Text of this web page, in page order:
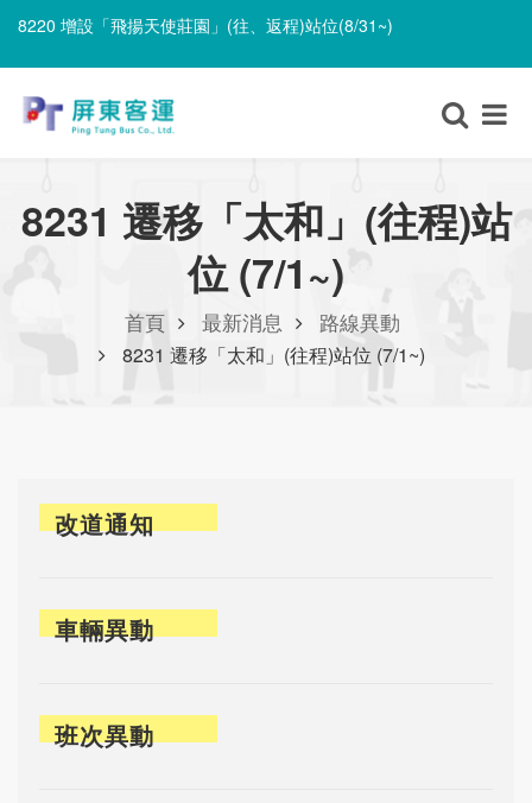
8220 增設「飛揚天使莊園」(往、返程)站位(8/31~)
8220 增設「飛揚天使莊園」(往、返程)站位(8/31~)
8231 遷移「太和」(往程)站
位 (7/1~)
首頁 最新消息 路線異動
8231 遷移「太和」(往程)站位 (7/1~)
改道通知
車輛異動
班次異動